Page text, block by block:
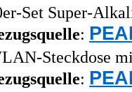
Set Super-
:
Steckdose
: